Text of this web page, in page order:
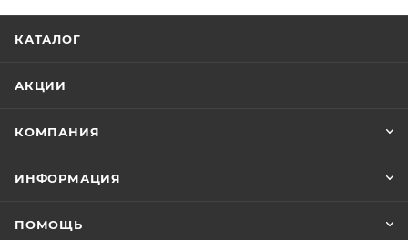
КАТАЛОГ
АКЦИИ
КОМПАНИЯ
ИНФОРМАЦИЯ
ПОМОЩЬ